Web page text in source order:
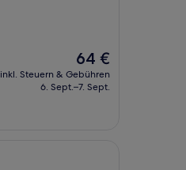
Der
Preis
beträgt
64 €
inkl. Steuern & Gebühren
6. Sept.–7. Sept.